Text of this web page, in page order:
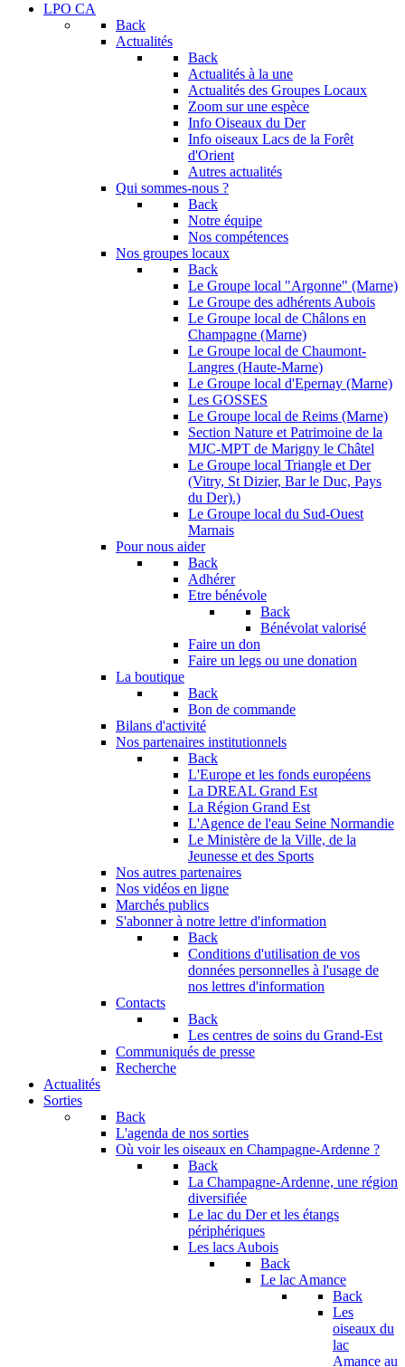
LPO CA
Back
Actualités
Back
Actualités à la une
Actualités des Groupes Locaux
Zoom sur une espèce
Info Oiseaux du Der
Info oiseaux Lacs de la Forêt
d'Orient
Autres actualités
Qui sommes-nous ?
Back
Notre équipe
Nos compétences
Nos groupes locaux
Back
Le Groupe local "Argonne" (Marne)
Le Groupe des adhérents Aubois
Le Groupe local de Châlons en
Champagne (Marne)
Le Groupe local de Chaumont-
Langres (Haute-Marne)
Le Groupe local d'Epernay (Marne)
Les GOSSES
Le Groupe local de Reims (Marne)
Section Nature et Patrimoine de la
MJC-MPT de Marigny le Châtel
Le Groupe local Triangle et Der
(Vitry, St Dizier, Bar le Duc, Pays
du Der).)
Le Groupe local du Sud-Ouest
Marnais
Pour nous aider
Back
Adhérer
Etre bénévole
Back
Bénévolat valorisé
Faire un don
Faire un legs ou une donation
La boutique
Back
Bon de commande
Bilans d'activité
Nos partenaires institutionnels
Back
L'Europe et les fonds européens
La DREAL Grand Est
La Région Grand Est
L'Agence de l'eau Seine Normandie
Le Ministère de la Ville, de la
Jeunesse et des Sports
Nos autres partenaires
Nos vidéos en ligne
Marchés publics
S'abonner à notre lettre d'information
Back
Conditions d'utilisation de vos
données personnelles à l'usage de
nos lettres d'information
Contacts
Back
Les centres de soins du Grand-Est
Communiqués de presse
Recherche
Actualités
Sorties
Back
L'agenda de nos sorties
Où voir les oiseaux en Champagne-Ardenne ?
Back
La Champagne-Ardenne, une région
diversifiée
Le lac du Der et les étangs
périphériques
Les lacs Aubois
Back
Le lac Amance
Back
Les
oiseaux du
lac
Amance au